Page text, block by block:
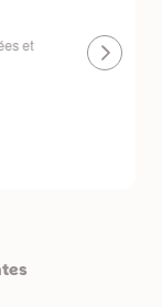
et
Un site que
réserve. La
livraison